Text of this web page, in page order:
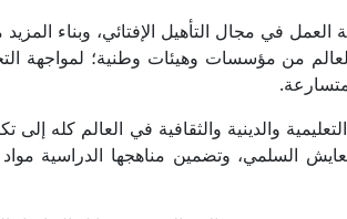
في مجال التأهيل الإفتائي، وبناء
من مؤسسات وهيئات وطنية؛ لمواجهة
والدينية والثقافية في العالم كله
السلمي، وتضمين مناهجها الدراسية مواد